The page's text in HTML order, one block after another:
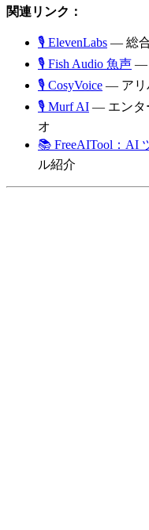
関連リンク：
🎙️ ElevenLabs — 総
🎙️ Fish Audio 魚声 —
🎙️ CosyVoice — アリ
🎙️ Murf AI — エンタ
オ
📚 FreeAITool：AI
ル紹介